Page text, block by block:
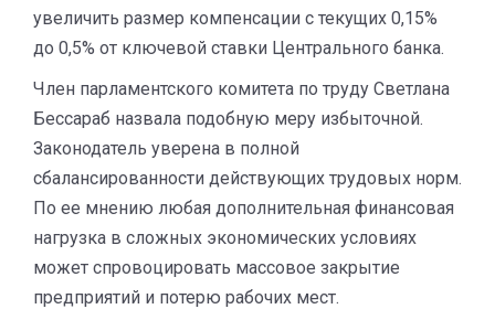
увеличить размер компенсации с текущих 0,15%
до 0,5% от ключевой ставки Центрального банка.
Член парламентского комитета по труду Светлана
Бессараб назвала подобную меру избыточной.
Законодатель уверена в полной
сбалансированности действующих трудовых норм.
По ее мнению любая дополнительная финансовая
нагрузка в сложных экономических условиях
может спровоцировать массовое закрытие
предприятий и потерю рабочих мест.